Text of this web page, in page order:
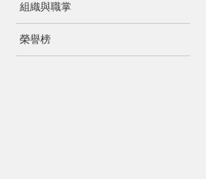
組織與職掌
榮譽榜